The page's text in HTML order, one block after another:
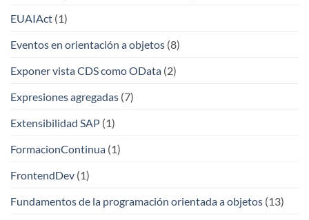
EUAIAct (1)
Eventos en orientación a objetos (8)
Exponer vista CDS como OData (2)
Expresiones agregadas (7)
Extensibilidad SAP (1)
FormacionContinua (1)
FrontendDev (1)
Fundamentos de la programación orientada a objetos (13)